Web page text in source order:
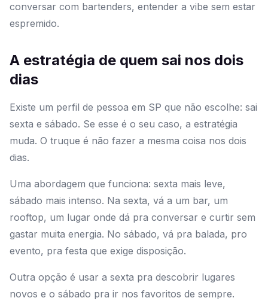
conversar com bartenders, entender a vibe sem estar
espremido.
A estratégia de quem sai nos dois
dias
Existe um perfil de pessoa em SP que não escolhe: sai
sexta e sábado. Se esse é o seu caso, a estratégia
muda. O truque é não fazer a mesma coisa nos dois
dias.
Uma abordagem que funciona: sexta mais leve,
sábado mais intenso. Na sexta, vá a um bar, um
rooftop, um lugar onde dá pra conversar e curtir sem
gastar muita energia. No sábado, vá pra balada, pro
evento, pra festa que exige disposição.
Outra opção é usar a sexta pra descobrir lugares
novos e o sábado pra ir nos favoritos de sempre.